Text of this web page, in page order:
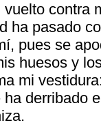
vuelto contra
ha pasado
pues se
huesos y
mi
derribado